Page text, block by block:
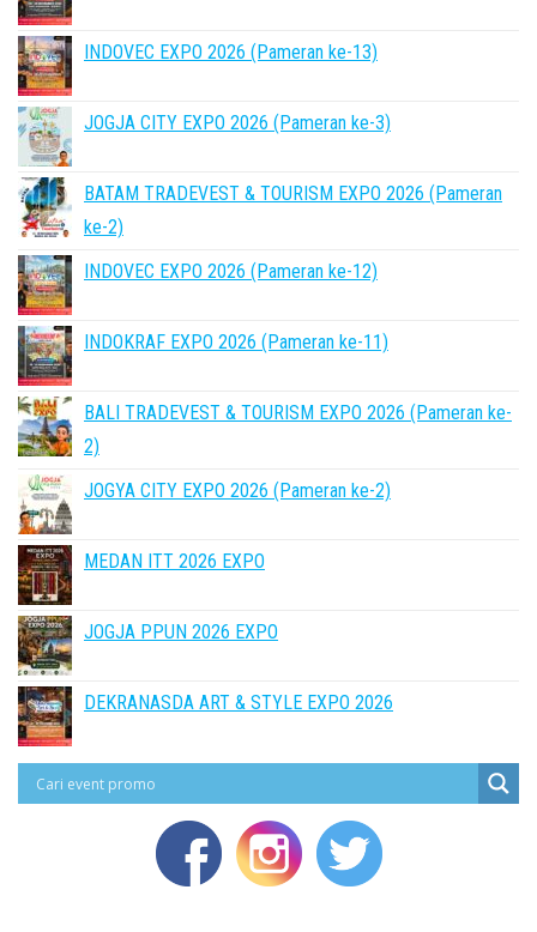
INDOVEC EXPO 2026 (Pameran ke-13)
JOGJA CITY EXPO 2026 (Pameran ke-3)
BATAM TRADEVEST & TOURISM EXPO 2026 (Pameran
ke-2)
INDOVEC EXPO 2026 (Pameran ke-12)
INDOKRAF EXPO 2026 (Pameran ke-11)
BALI TRADEVEST & TOURISM EXPO 2026 (Pameran ke-
2)
JOGYA CITY EXPO 2026 (Pameran ke-2)
MEDAN ITT 2026 EXPO
JOGJA PPUN 2026 EXPO
DEKRANASDA ART & STYLE EXPO 2026